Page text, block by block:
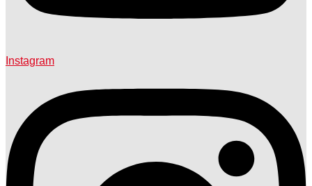
Instagram